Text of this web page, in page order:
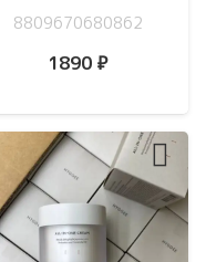
8809670680862
1890 ₽